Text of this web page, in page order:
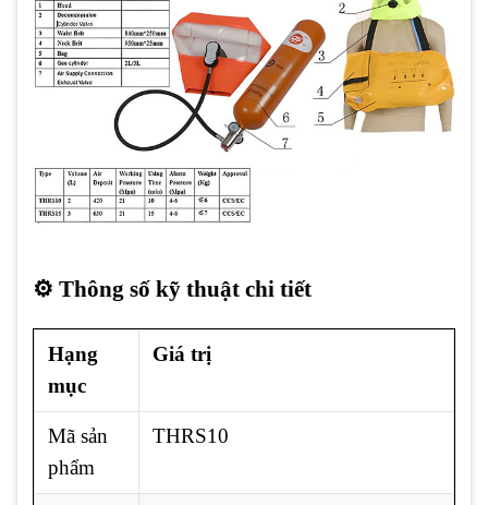
⚙️ Thông số kỹ thuật chi tiết
Hạng
mục
Giá trị
Mã sản
phẩm
THRS10